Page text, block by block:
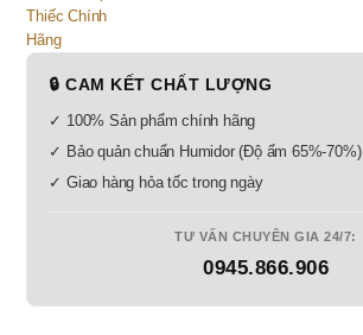
🔒 CAM KẾT CHẤT LƯỢNG
✓ 100% Sản phẩm chính hãng
✓ Bảo quản chuẩn Humidor (Độ ẩm 65%-70%)
✓ Giao hàng hỏa tốc trong ngày
TƯ VẤN CHUYÊN GIA 24/7:
0945.866.906